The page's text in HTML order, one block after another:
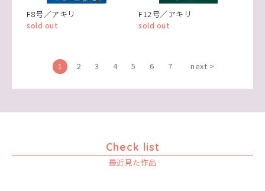
F8号／アキリ
sold out
F12号／アキリ
sold out
1 2 3 4 5 6 7 next >
Check list
最近見た作品